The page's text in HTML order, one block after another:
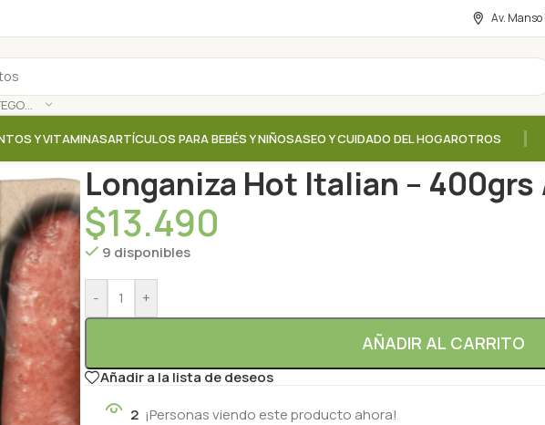
Av. Manso
SELECCIONAR CATEGORÍA
Y VITAMINASARTÍCULOS PARA BEBÉS Y NIÑOSASEO Y CUIDADO DEL HOGAROTROS
Longaniza Hot Italian – 400grs
$13.490
9 disponibles
- +
AÑADIR AL CARRITO
Añadir a la lista de deseos
2 ¡Personas viendo este producto ahora!